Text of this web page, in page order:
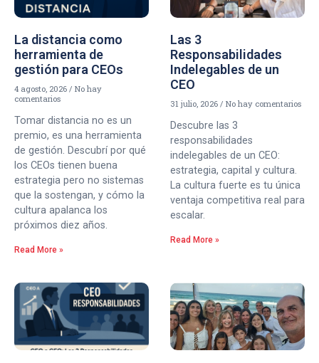
La distancia como
herramienta de
gestión para CEOs
4 agosto, 2026
No hay
comentarios
Tomar distancia no es un
premio, es una herramienta
de gestión. Descubrí por qué
los CEOs tienen buena
estrategia pero no sistemas
que la sostengan, y cómo la
cultura apalanca los
próximos diez años.
Read More »
Las 3
Responsabilidades
Indelegables de un
CEO
31 julio, 2026 No hay comentarios
Descubre las 3
responsabilidades
indelegables de un CEO:
estrategia, capital y cultura.
La cultura fuerte es tu única
ventaja competitiva real para
escalar.
Read More »